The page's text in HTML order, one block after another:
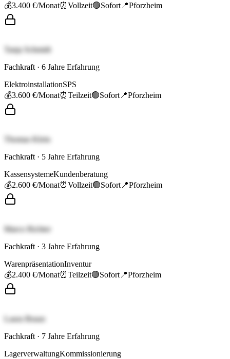
💰3.400 €/Monat⏰Vollzeit🟢Sofort 📍Pforzheim
Tanja Schmidt
Fachkraft · 6 Jahre Erfahrung
ElektroinstallationSPS
💰3.600 €/Monat⏰Teilzeit🟢Sofort 📍Pforzheim
Thomas Klein
Fachkraft · 5 Jahre Erfahrung
KassensystemeKundenberatung
💰2.600 €/Monat⏰Vollzeit🟢Sofort 📍Pforzheim
Marco Richter
Fachkraft · 3 Jahre Erfahrung
WarenpräsentationInventur
💰2.400 €/Monat⏰Teilzeit🟢Sofort 📍Pforzheim
Laura Braun
Fachkraft · 7 Jahre Erfahrung
LagerverwaltungKommissionierung